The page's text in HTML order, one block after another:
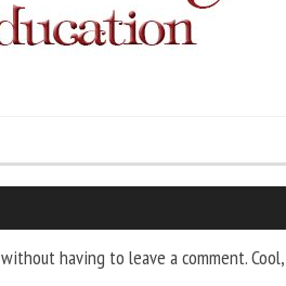
without having to leave a comment.